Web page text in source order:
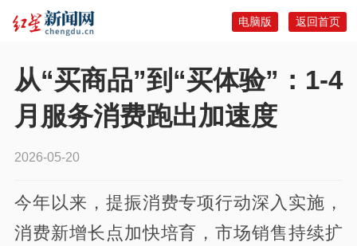
返回首页
电脑版
从“买商品”到“买体验”：1-4
月服务消费跑出加速度
2026-05-20
今年以来，提振消费专项行动深入实施，
消费新增长点加快培育，市场销售持续扩